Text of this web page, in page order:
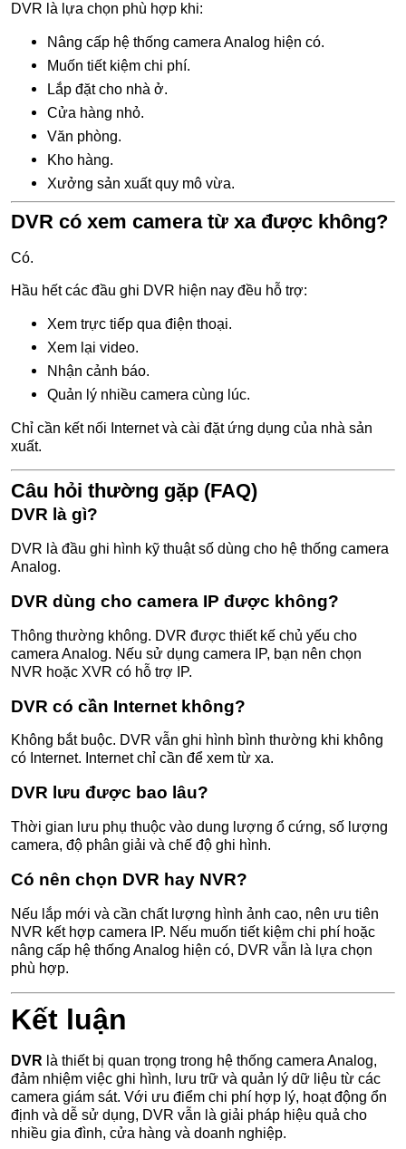
DVR là lựa chọn phù hợp khi:
Nâng cấp hệ thống camera Analog hiện có.
Muốn tiết kiệm chi phí.
Lắp đặt cho nhà ở.
Cửa hàng nhỏ.
Văn phòng.
Kho hàng.
Xưởng sản xuất quy mô vừa.
DVR có xem camera từ xa được không?
Có.
Hầu hết các đầu ghi DVR hiện nay đều hỗ trợ:
Xem trực tiếp qua điện thoại.
Xem lại video.
Nhận cảnh báo.
Quản lý nhiều camera cùng lúc.
Chỉ cần kết nối Internet và cài đặt ứng dụng của nhà sản
xuất.
Câu hỏi thường gặp (FAQ)
DVR là gì?
DVR là đầu ghi hình kỹ thuật số dùng cho hệ thống camera
Analog.
DVR dùng cho camera IP được không?
Thông thường không. DVR được thiết kế chủ yếu cho
camera Analog. Nếu sử dụng camera IP, bạn nên chọn
NVR hoặc XVR có hỗ trợ IP.
DVR có cần Internet không?
Không bắt buộc. DVR vẫn ghi hình bình thường khi không
có Internet. Internet chỉ cần để xem từ xa.
DVR lưu được bao lâu?
Thời gian lưu phụ thuộc vào dung lượng ổ cứng, số lượng
camera, độ phân giải và chế độ ghi hình.
Có nên chọn DVR hay NVR?
Nếu lắp mới và cần chất lượng hình ảnh cao, nên ưu tiên
NVR kết hợp camera IP. Nếu muốn tiết kiệm chi phí hoặc
nâng cấp hệ thống Analog hiện có, DVR vẫn là lựa chọn
phù hợp.
Kết luận
DVR là thiết bị quan trọng trong hệ thống camera Analog,
đảm nhiệm việc ghi hình, lưu trữ và quản lý dữ liệu từ các
camera giám sát. Với ưu điểm chi phí hợp lý, hoạt động ổn
định và dễ sử dụng, DVR vẫn là giải pháp hiệu quả cho
nhiều gia đình, cửa hàng và doanh nghiệp.